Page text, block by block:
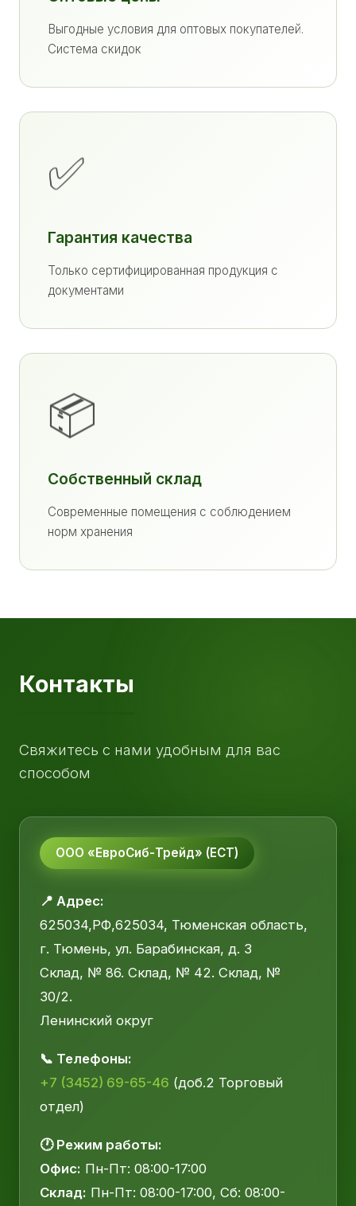
Выгодные условия для оптовых покупателей.
Система скидок
✅
Гарантия качества
Только сертифицированная продукция с
документами
📦
Собственный склад
Современные помещения с соблюдением
норм хранения
Контакты
Свяжитесь с нами удобным для вас
способом
ООО «ЕвроСиб-Трейд» (ЕСТ)
📍 Адрес:
625034,РФ,625034, Тюменская область,
г. Тюмень, ул. Барабинская, д. 3
Склад, № 86. Склад, № 42. Склад, №
30/2.
Ленинский округ
📞 Телефоны:
+7 (3452) 69-65-46 (доб.2 Торговый
отдел)
🕐 Режим работы:
Офис: Пн-Пт: 08:00-17:00
Склад: Пн-Пт: 08:00-17:00, Сб: 08:00-